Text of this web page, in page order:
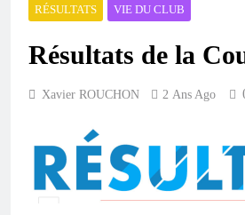
RÉSULTATS VIE DU CLUB
Résultats de la
Xavier ROUCHON 2 Ans Ago